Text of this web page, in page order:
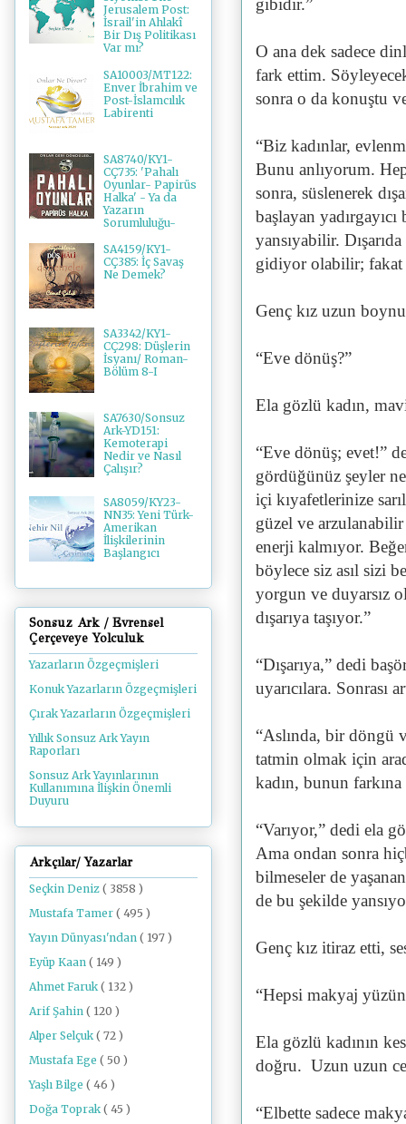
gibidir.”
O ana dek sadece
fark ettim.
sonra o da konuştu
“Biz kadınlar,
Bunu anlıyorum.
sonra, süslenerek
başlayan
yansıyabilir.
gidiyor olabilir; fakat
Genç kız uzun
“Eve dönüş?”
Ela gözlü kadın,
“Eve dönüş; evet!”
gördüğünüz şeyler
içi kıyafetlerinize
güzel ve
enerji kalmıyor.
böylece siz asıl sizi
yorgun ve duyarsız
dışarıya taşıyor.”
“Dışarıya,” dedi
uyarıcılara. Sonrası
“Aslında, bir döngü
tatmin olmak için
kadın, bunun
“Varıyor,” dedi ela
Ama ondan sonra
bilmeseler de
de bu şekilde
Genç kız itiraz etti,
“Hepsi makyaj
Ela gözlü kadının
doğru. Uzun uzun
“Elbette sadece
Jerusalem Post:
İsrail'in Ahlakî
Bir Dış Politikası
Var mı?
SA10003/MT122:
Enver İbrahim ve
Post-İslamcılık
Labirenti
SA8740/KY1-
CÇ735: 'Pahalı
Oyunlar- Papirüs
Halka' - Ya da
Yazarın
Sorumluluğu-
SA4159/KY1-
CÇ385: İç Savaş
Ne Demek?
SA3342/KY1-
CÇ298: Düşlerin
İsyanı/ Roman-
Bölüm 8-I
SA7630/Sonsuz
Ark-YD151:
Kemoterapi
Nedir ve Nasıl
Çalışır?
SA8059/KY23-
NN35: Yeni Türk-
Amerikan
İlişkilerinin
Başlangıcı
Sonsuz Ark / Evrensel
Çerçeveye Yolculuk
Yazarların Özgeçmişleri
Konuk Yazarların Özgeçmişleri
Çırak Yazarların Özgeçmişleri
Yıllık Sonsuz Ark Yayın
Raporları
Sonsuz Ark Yayınlarının
Kullanımına İlişkin Önemli
Duyuru
Arkçılar/ Yazarlar
Seçkin Deniz ( 3858 )
Mustafa Tamer ( 495 )
Yayın Dünyası'ndan ( 197 )
Eyüp Kaan ( 149 )
Ahmet Faruk ( 132 )
Arif Şahin ( 120 )
Alper Selçuk ( 72 )
Mustafa Ege ( 50 )
Yaşlı Bilge ( 46 )
Doğa Toprak ( 45 )